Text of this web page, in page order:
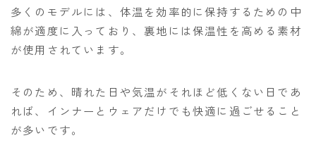
多くのモデルには、体温を効率的に保持するための中
綿が適度に入っており、裏地には保温性を高める素材
が使用されています。
そのため、晴れた日や気温がそれほど低くない日であ
れば、インナーとウェアだけでも快適に過ごせること
が多いです。